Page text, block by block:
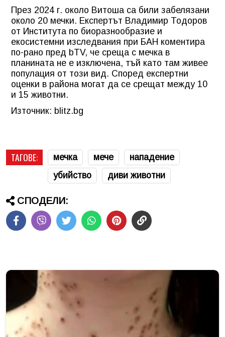
През 2024 г. около Витоша са били забелязани
около 20 мечки. Експертът Владимир Тодоров
от Института по биоразнообразие и
екосистемни изследвания при БАН коментира
по-рано пред bTV, че среща с мечка в
планината не е изключена, тъй като там живее
популация от този вид. Според експертни
оценки в района могат да се срещат между 10
и 15 животни.
Източник: blitz.bg
ТАГОВЕ: мечка мече
нападение
убийство
диви животни
СПОДЕЛИ: